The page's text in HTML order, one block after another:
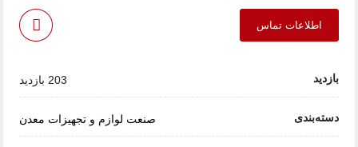
اطلاعات تماس
بازدید 203 بازدید
دسته‌بندی صنعت لوازم و تجهیزات معدن